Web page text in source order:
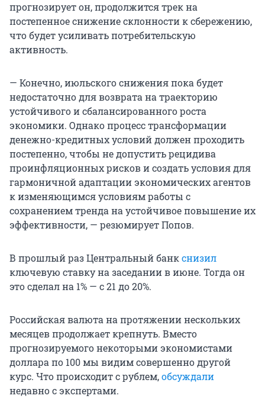
прогнозирует он, продолжится трек на
постепенное снижение склонности к сбережению,
что будет усиливать потребительскую
активность.
— Конечно, июльского снижения пока будет
недостаточно для возврата на траекторию
устойчивого и сбалансированного роста
экономики. Однако процесс трансформации
денежно-кредитных условий должен проходить
постепенно, чтобы не допустить рецидива
проинфляционных рисков и создать условия для
гармоничной адаптации экономических агентов
к изменяющимся условиям работы с
сохранением тренда на устойчивое повышение их
эффективности, — резюмирует Попов.
В прошлый раз Центральный банкснизил
ключевую ставку на заседании в июне. Тогда он
это сделал на 1% — с 21 до 20%.
Российская валюта на протяжении нескольких
месяцев продолжает крепнуть. Вместо
прогнозируемого некоторыми экономистами
доллара по 100 мы видим совершенно другой
курс. Что происходит с рублем,обсуждали
недавно с экспертами.